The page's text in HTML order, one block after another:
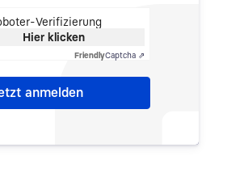
Verifizierung
Hier klicken
FriendlyCaptcha ⇗